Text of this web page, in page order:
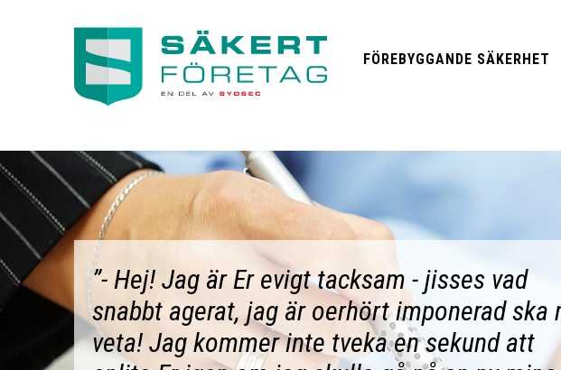
FÖREBYGGANDE SÄKERHET
”- Hej! Jag är Er evigt tacksam - jisses vad
snabbt agerat, jag är oerhört imponerad ska
veta! Jag kommer inte tveka en sekund att